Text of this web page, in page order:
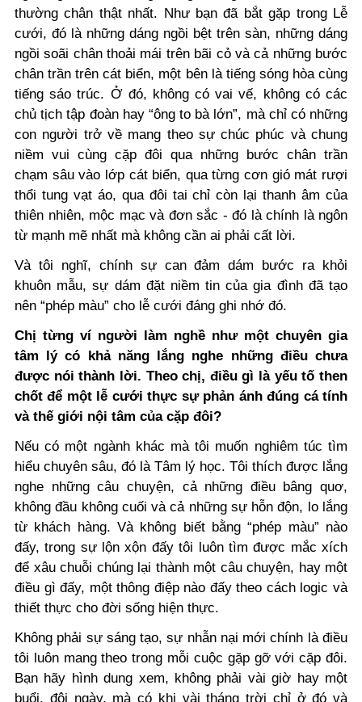
thường chân thật nhất. Như bạn đã bắt gặp trong Lễ
cưới, đó là những dáng ngồi bệt trên sàn, những dáng
ngồi soãi chân thoải mái trên bãi cỏ và cả những bước
chân trần trên cát biển, một bên là tiếng sóng hòa cùng
tiếng sáo trúc. Ở đó, không có vai vế, không có các
chủ tịch tập đoàn hay “ông to bà lớn”, mà chỉ có những
con người trở về mang theo sự chúc phúc và chung
niềm vui cùng cặp đôi qua những bước chân trần
chạm sâu vào lớp cát biển, qua từng cơn gió mát rượi
thổi tung vạt áo, qua đôi tai chỉ còn lại thanh âm của
thiên nhiên, mộc mạc và đơn sắc - đó là chính là ngôn
từ mạnh mẽ nhất mà không cần ai phải cất lời.
Và tôi nghĩ, chính sự can đảm dám bước ra khỏi
khuôn mẫu, sự dám đặt niềm tin của gia đình đã tạo
nên “phép màu” cho lễ cưới đáng ghi nhớ đó.
Chị từng ví người làm nghề như một chuyên gia
tâm lý có khả năng lắng nghe những điều chưa
được nói thành lời. Theo chị, điều gì là yếu tố then
chốt để một lễ cưới thực sự phản ánh đúng cá tính
và thế giới nội tâm của cặp đôi?
Nếu có một ngành khác mà tôi muốn nghiêm túc tìm
hiểu chuyên sâu, đó là Tâm lý học. Tôi thích được lắng
nghe những câu chuyện, cả những điều bâng quơ,
không đầu không cuối và cả những sự hỗn độn, lo lắng
từ khách hàng. Và không biết bằng “phép màu” nào
đấy, trong sự lộn xộn đấy tôi luôn tìm được mắc xích
để xâu chuỗi chúng lại thành một câu chuyện, hay một
điều gì đấy, một thông điệp nào đấy theo cách logic và
thiết thực cho đời sống hiện thực.
Không phải sự sáng tạo, sự nhẫn nại mới chính là điều
tôi luôn mang theo trong mỗi cuộc gặp gỡ với cặp đôi.
Bạn hãy hình dung xem, không phải vài giờ hay một
buổi, đôi ngày, mà có khi vài tháng trời chỉ ở đó và